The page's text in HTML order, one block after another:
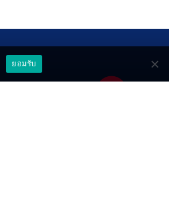
ยอมรับ